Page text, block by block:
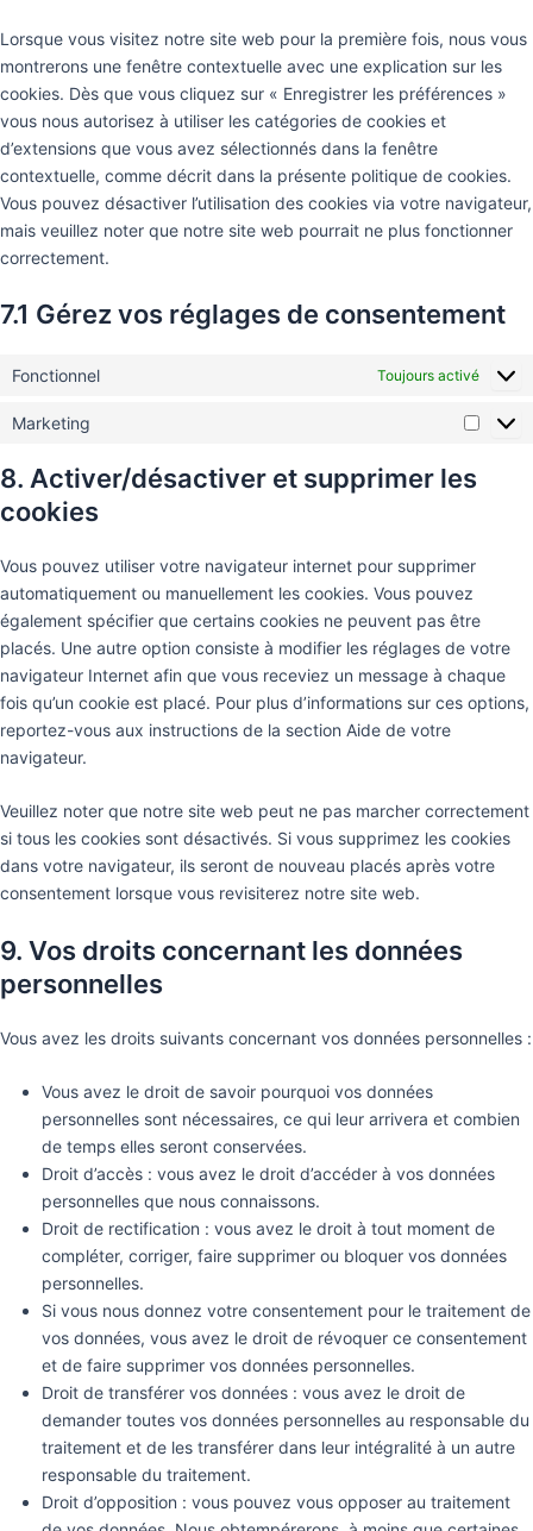
Lorsque vous visitez notre site web pour la première fois, nous vous
montrerons une fenêtre contextuelle avec une explication sur les
cookies. Dès que vous cliquez sur « Enregistrer les préférences »
vous nous autorisez à utiliser les catégories de cookies et
d’extensions que vous avez sélectionnés dans la fenêtre
contextuelle, comme décrit dans la présente politique de cookies.
Vous pouvez désactiver l’utilisation des cookies via votre navigateur,
mais veuillez noter que notre site web pourrait ne plus fonctionner
correctement.
7.1 Gérez vos réglages de consentement
Fonctionnel Toujours activé
Marketing
8. Activer/désactiver et supprimer les
cookies
Vous pouvez utiliser votre navigateur internet pour supprimer
automatiquement ou manuellement les cookies. Vous pouvez
également spécifier que certains cookies ne peuvent pas être
placés. Une autre option consiste à modifier les réglages de votre
navigateur Internet afin que vous receviez un message à chaque
fois qu’un cookie est placé. Pour plus d’informations sur ces options,
reportez-vous aux instructions de la section Aide de votre
navigateur.
Veuillez noter que notre site web peut ne pas marcher correctement
si tous les cookies sont désactivés. Si vous supprimez les cookies
dans votre navigateur, ils seront de nouveau placés après votre
consentement lorsque vous revisiterez notre site web.
9. Vos droits concernant les données
personnelles
Vous avez les droits suivants concernant vos données personnelles :
Vous avez le droit de savoir pourquoi vos données
personnelles sont nécessaires, ce qui leur arrivera et combien
de temps elles seront conservées.
Droit d’accès : vous avez le droit d’accéder à vos données
personnelles que nous connaissons.
Droit de rectification : vous avez le droit à tout moment de
compléter, corriger, faire supprimer ou bloquer vos données
personnelles.
Si vous nous donnez votre consentement pour le traitement de
vos données, vous avez le droit de révoquer ce consentement
et de faire supprimer vos données personnelles.
Droit de transférer vos données : vous avez le droit de
demander toutes vos données personnelles au responsable du
traitement et de les transférer dans leur intégralité à un autre
responsable du traitement.
Droit d’opposition : vous pouvez vous opposer au traitement